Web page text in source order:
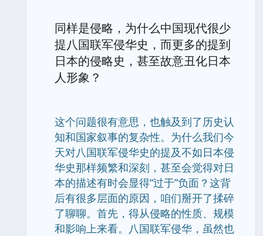
同样是侵略，为什么中国现代很少
提八国联军侵华史，而更多的提到
日本的侵略史，甚至故意丑化日本
人形象？
这个问题很有意思，也触及到了历史认
知和国家叙事的复杂性。为什么我们今
天对八国联军侵华史的提及不如日本侵
华史那样频繁和深刻，甚至会觉得对日
本的描述有时会显得“过于”负面？这背
后有很多层面的原因，咱们掰开了揉碎
了聊聊。首先，得从侵略的性质、规模
和影响上来看。八国联军侵华，虽然也